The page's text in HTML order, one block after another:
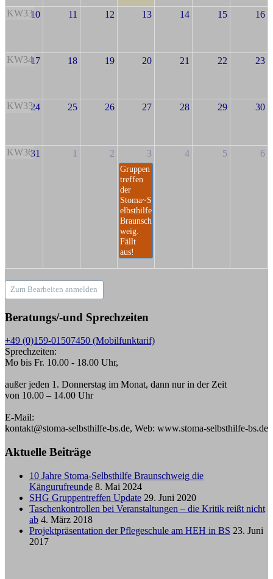
KW3310 11 12 13 14 15 16
KW3417 18 19 20 21 22 23
KW3524 25 26 27 28 29 30
KW3631 1 2 3
Gruppen
treffen
der
Stoma~S
elbsthilfe
Braunsch
weig.
Fällt
aus!
4 5 6
Zum Bearbeiten anmelden
Beratungs/-und Sprechzeiten
+49 (0)159-01507450 (Mobilfunktarif)
Sprechzeiten:
Mo bis Fr. 10.00 - 18.00 Uhr,
außer jeden 1. Donnerstag im Monat, dann nur in der Zeit
von 10.00 – 14.00 Uhr
E-Mail:
kontakt@stoma-selbsthilfe-bs.de, Web: www.stoma-selbsthilfe-bs.de
Aktuelle Beiträge
10 Jahre Stoma-Selbsthilfe Braunschweig die
Kängurufreunde 8. Mai 2024
SHG Gruppentreffen Update 29. Juni 2020
Taschenkontrollen bei Veranstaltungen – die Kritik reißt nicht
ab 4. März 2018
Projektpräsentation der Pflegeschule am HEH in BS 23. Juni
2017